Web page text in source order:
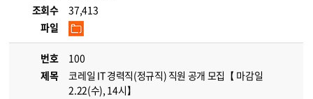
조회수
37,413
파일
번호
100
제목
코레일 IT 경력직(정규직) 직원 공개 모집【 마감일
2.22(수), 14시】